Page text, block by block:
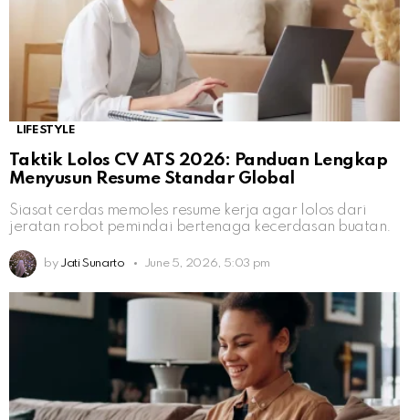
LIFESTYLE
Taktik Lolos CV ATS 2026: Panduan Lengkap
Menyusun Resume Standar Global
Siasat cerdas memoles resume kerja agar lolos dari
jeratan robot pemindai bertenaga kecerdasan buatan.
by Jati Sunarto June 5, 2026, 5:03 pm